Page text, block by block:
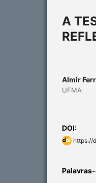
A
Almir
UFMA
DOI:
https://